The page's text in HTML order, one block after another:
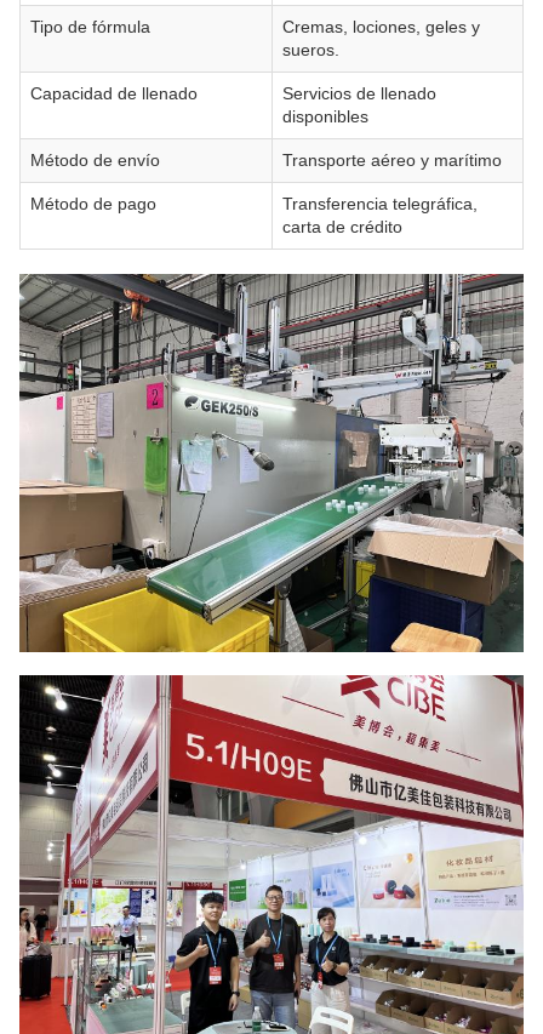
Tipo de fórmula
Cremas, lociones, geles y
sueros.
Capacidad de llenado
Servicios de llenado
disponibles
Método de envío Transporte aéreo y marítimo
Método de pago
Transferencia telegráfica,
carta de crédito